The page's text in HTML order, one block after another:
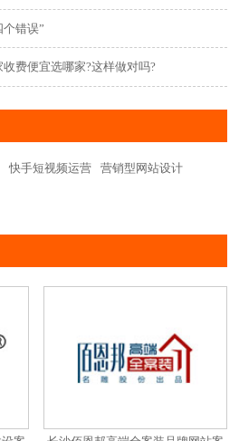
错误”
费便宜选哪家?这样做对吗?
快手短视频运营
营销型网站设计